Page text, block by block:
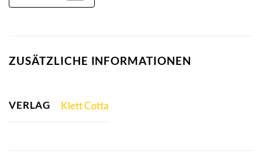
ZUSÄTZLICHE INFORMATIONEN
VERLAG Klett Cotta